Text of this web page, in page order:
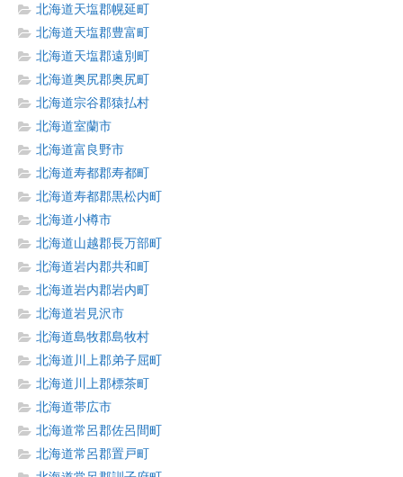
北海道天塩郡幌延町
北海道天塩郡豊富町
北海道天塩郡遠別町
北海道奥尻郡奥尻町
北海道宗谷郡猿払村
北海道室蘭市
北海道富良野市
北海道寿都郡寿都町
北海道寿都郡黒松内町
北海道小樽市
北海道山越郡長万部町
北海道岩内郡共和町
北海道岩内郡岩内町
北海道岩見沢市
北海道島牧郡島牧村
北海道川上郡弟子屈町
北海道川上郡標茶町
北海道帯広市
北海道常呂郡佐呂間町
北海道常呂郡置戸町